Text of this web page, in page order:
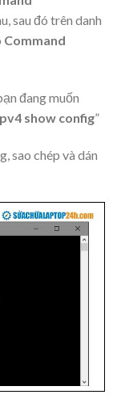
sau đó trên danh
Command
đang muốn
show config”
sao chép và dán